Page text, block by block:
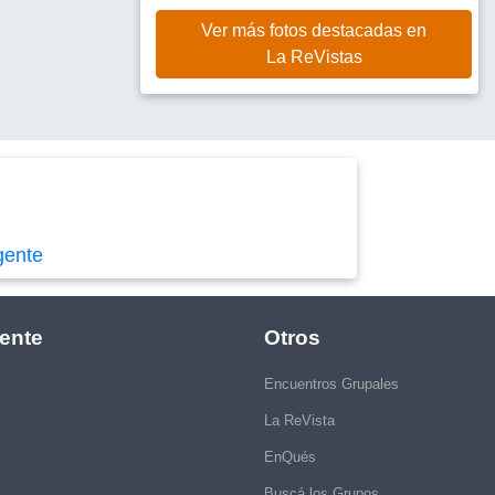
Ver más fotos destacadas en
La ReVistas
Otros
Encuentros Grupales
La ReVista
EnQués